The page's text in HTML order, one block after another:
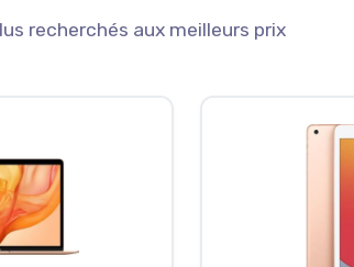
recherchés aux meilleurs prix